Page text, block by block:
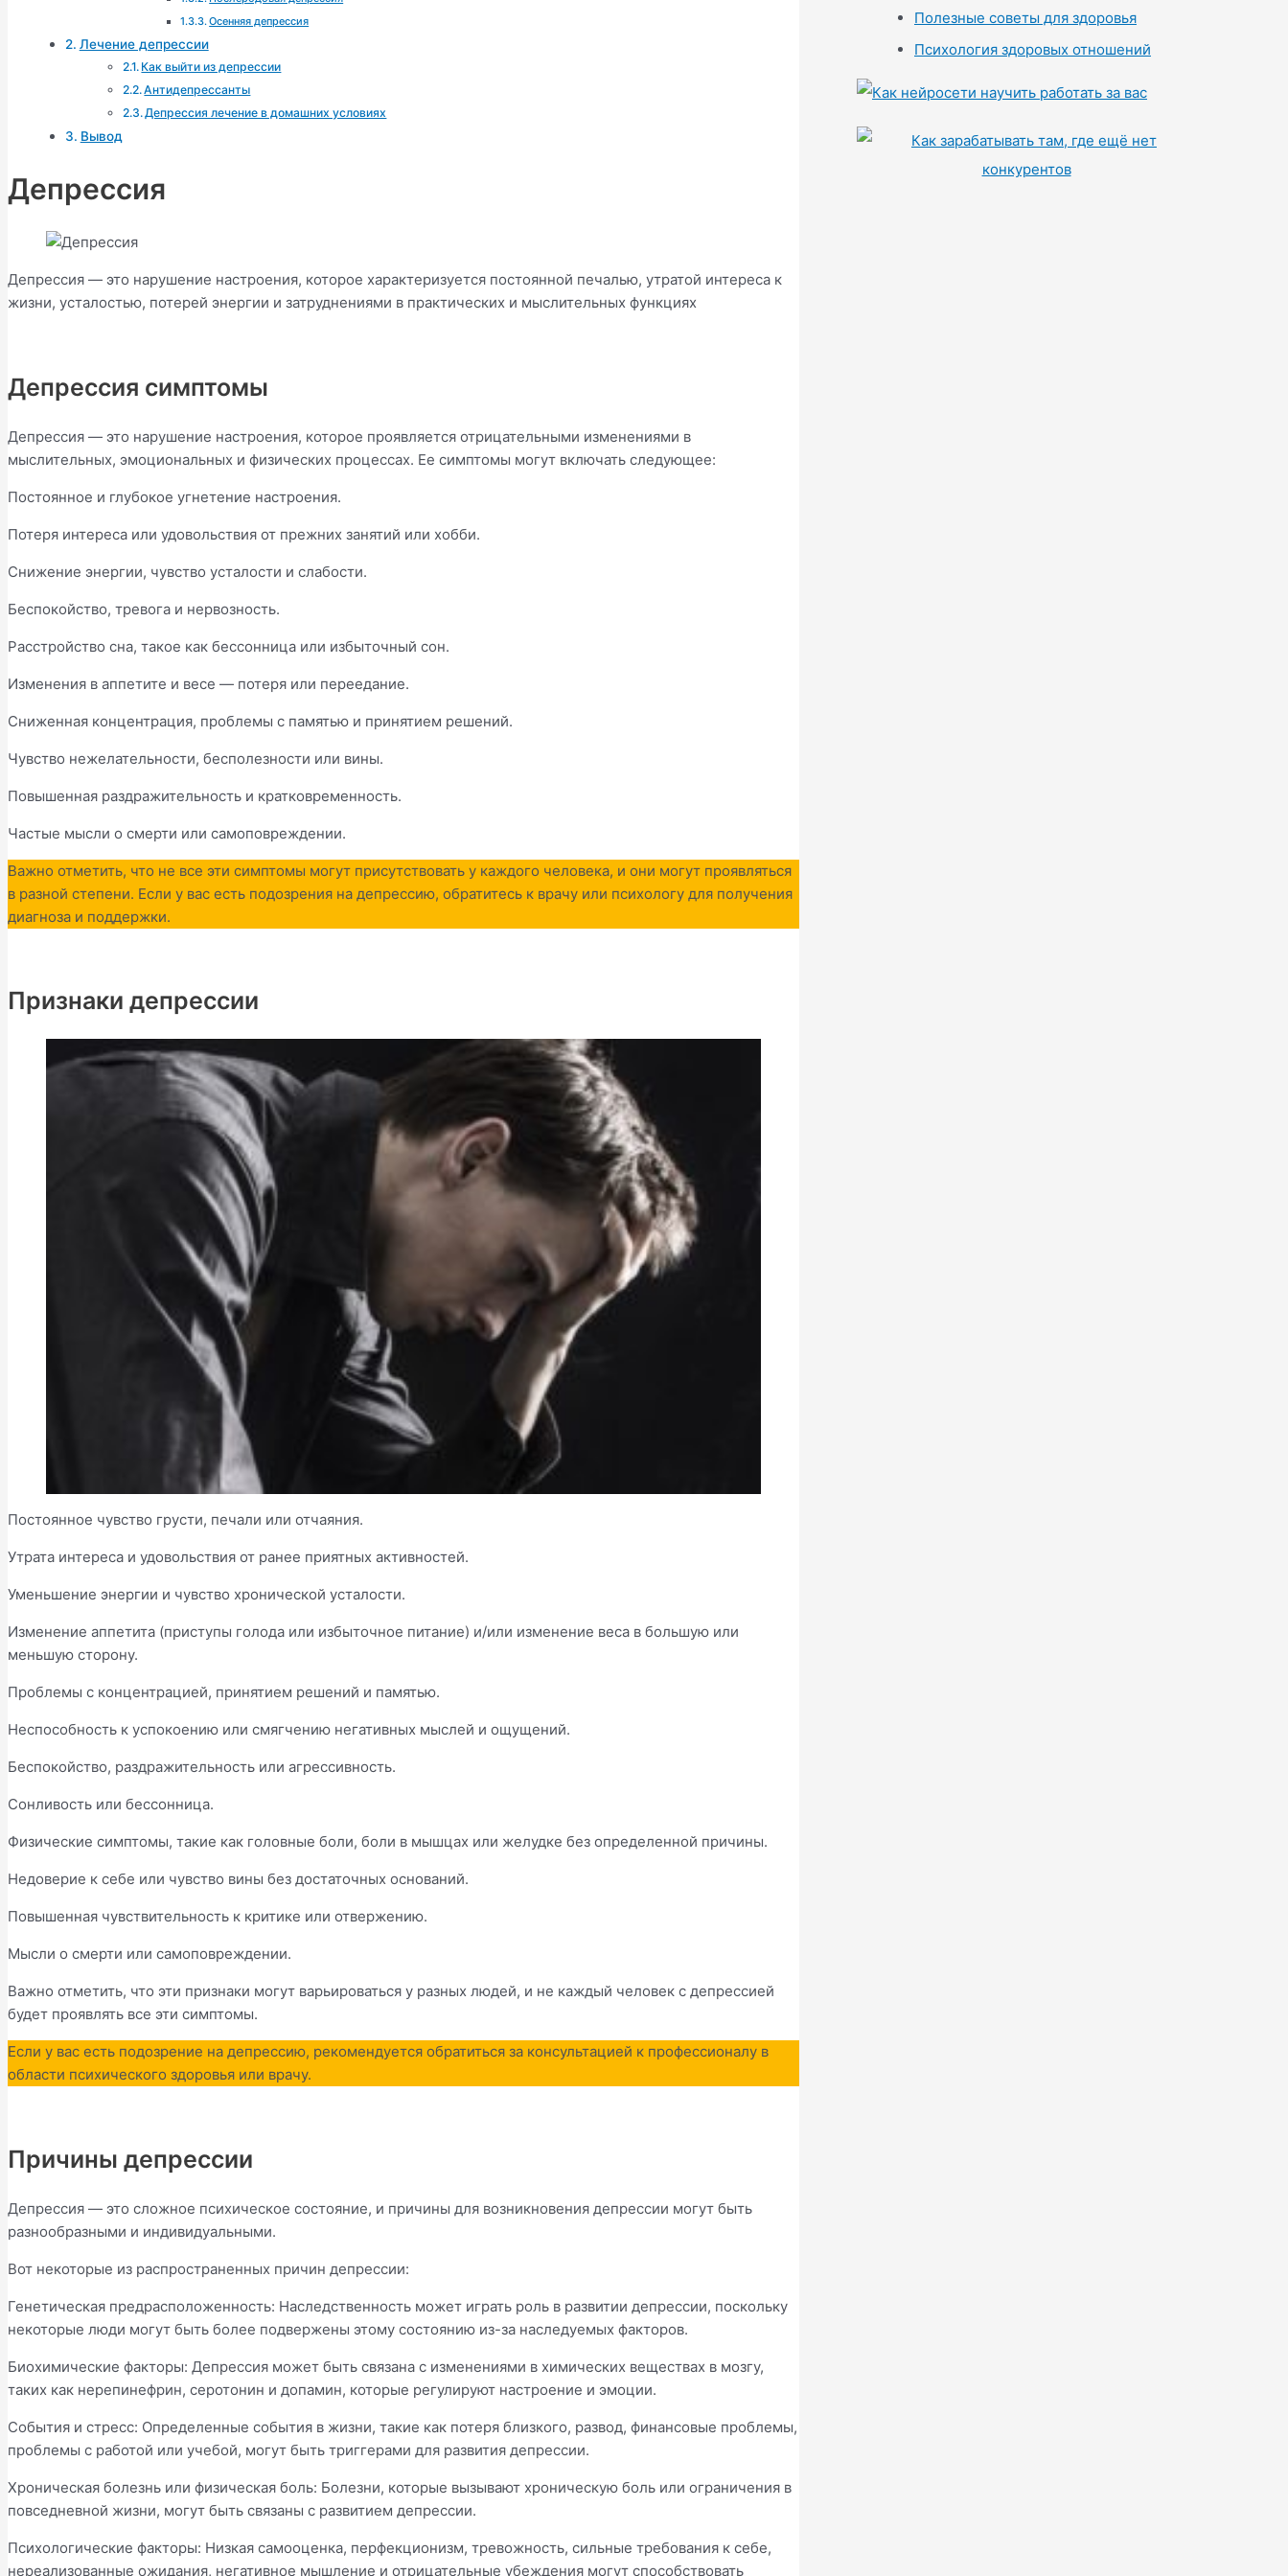
Осенняя депрессия
Лечение депрессии
Как выйти из депрессии
Антидепрессанты
Депрессия лечение в домашних условиях
Вывод
Депрессия
Депрессия — это нарушение настроения, которое характеризуется постоянной печалью, утратой интереса к
жизни, усталостью, потерей энергии и затруднениями в практических и мыслительных функциях
Депрессия симптомы
Депрессия — это нарушение настроения, которое проявляется отрицательными изменениями в
мыслительных, эмоциональных и физических процессах. Ее симптомы могут включать следующее:
Постоянное и глубокое угнетение настроения.
Потеря интереса или удовольствия от прежних занятий или хобби.
Снижение энергии, чувство усталости и слабости.
Беспокойство, тревога и нервозность.
Расстройство сна, такое как бессонница или избыточный сон.
Изменения в аппетите и весе — потеря или переедание.
Сниженная концентрация, проблемы с памятью и принятием решений.
Чувство нежелательности, бесполезности или вины.
Повышенная раздражительность и кратковременность.
Частые мысли о смерти или самоповреждении.
Важно отметить, что не все эти симптомы могут присутствовать у каждого человека, и они могут проявляться
в разной степени. Если у вас есть подозрения на депрессию, обратитесь к врачу или психологу для получения
диагноза и поддержки.
Признаки депрессии
Постоянное чувство грусти, печали или отчаяния.
Утрата интереса и удовольствия от ранее приятных активностей.
Уменьшение энергии и чувство хронической усталости.
Изменение аппетита (приступы голода или избыточное питание) и/или изменение веса в большую или
меньшую сторону.
Проблемы с концентрацией, принятием решений и памятью.
Неспособность к успокоению или смягчению негативных мыслей и ощущений.
Беспокойство, раздражительность или агрессивность.
Сонливость или бессонница.
Физические симптомы, такие как головные боли, боли в мышцах или желудке без определенной причины.
Недоверие к себе или чувство вины без достаточных оснований.
Повышенная чувствительность к критике или отвержению.
Мысли о смерти или самоповреждении.
Важно отметить, что эти признаки могут варьироваться у разных людей, и не каждый человек с депрессией
будет проявлять все эти симптомы.
Если у вас есть подозрение на депрессию, рекомендуется обратиться за консультацией к профессионалу в
области психического здоровья или врачу.
Причины депрессии
Депрессия — это сложное психическое состояние, и причины для возникновения депрессии могут быть
разнообразными и индивидуальными.
Вот некоторые из распространенных причин депрессии:
Генетическая предрасположенность: Наследственность может играть роль в развитии депрессии, поскольку
некоторые люди могут быть более подвержены этому состоянию из-за наследуемых факторов.
Биохимические факторы: Депрессия может быть связана с изменениями в химических веществах в мозгу,
таких как нерепинефрин, серотонин и допамин, которые регулируют настроение и эмоции.
События и стресс: Определенные события в жизни, такие как потеря близкого, развод, финансовые проблемы,
проблемы с работой или учебой, могут быть триггерами для развития депрессии.
Хроническая болезнь или физическая боль: Болезни, которые вызывают хроническую боль или ограничения в
повседневной жизни, могут быть связаны с развитием депрессии.
Психологические факторы: Низкая самооценка, перфекционизм, тревожность, сильные требования к себе,
нереализованные ожидания, негативное мышление и отрицательные убеждения могут способствовать
Полезные советы для здоровья
Психология здоровых отношений